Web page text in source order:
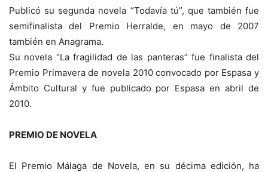
Publicó su segunda novela “Todavía tú”, que también fue
semifinalista del Premio Herralde, en mayo de 2007
también en Anagrama.
Su novela “La fragilidad de las panteras” fue finalista del
Premio Primavera de novela 2010 convocado por Espasa y
Ámbito Cultural y fue publicado por Espasa en abril de
2010.
PREMIO DE NOVELA
El Premio Málaga de Novela, en su décima edición, ha